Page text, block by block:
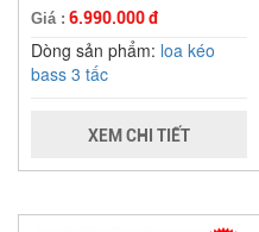
Giá : 6.990.000 đ
Dòng sản phẩm: loa kéo
bass 3 tấc
XEM CHI TIẾT